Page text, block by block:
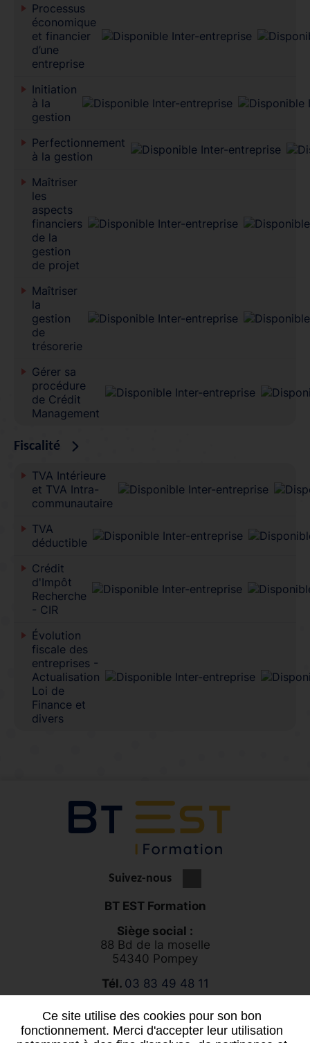
Ce site utilise des cookies pour son bon
fonctionnement. Merci d'accepter leur utilisation
Processus
économique
et financier
d’une
entreprise
Initiation
à la
gestion
Perfectionnement
à la gestion
Maîtriser
les
aspects
financiers
de la
gestion
de projet
Maîtriser
la
gestion
de
trésorerie
Gérer sa
procédure
de Crédit
Management
Fiscalité
TVA Intérieure
et TVA Intra-
communautaire
TVA
déductible
Crédit
d'Impôt
Recherche
- CIR
Évolution
fiscale des
entreprises -
Actualisation
Loi de
Finance et
divers
Suivez-nous
BT EST Formation
Siège social :
88 Bd de la moselle
54340 Pompey
Tél. 03 83 49 48 11
Vous souhaitez un projet sur mesure ?